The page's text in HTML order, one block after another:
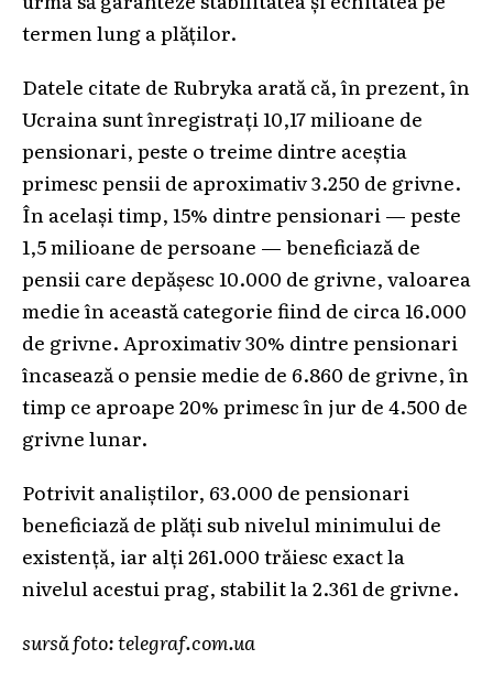
termen lung a plăților.
Datele citate de Rubryka arată că, în prezent, în
Ucraina sunt înregistrați 10,17 milioane de
pensionari, peste o treime dintre aceștia
primesc pensii de aproximativ 3.250 de grivne.
În același timp, 15% dintre pensionari — peste
1,5 milioane de persoane — beneficiază de
pensii care depășesc 10.000 de grivne, valoarea
medie în această categorie fiind de circa 16.000
de grivne. Aproximativ 30% dintre pensionari
încasează o pensie medie de 6.860 de grivne, în
timp ce aproape 20% primesc în jur de 4.500 de
grivne lunar.
Potrivit analiștilor, 63.000 de pensionari
beneficiază de plăți sub nivelul minimului de
existență, iar alți 261.000 trăiesc exact la
nivelul acestui prag, stabilit la 2.361 de grivne.
sursă foto: telegraf.com.ua